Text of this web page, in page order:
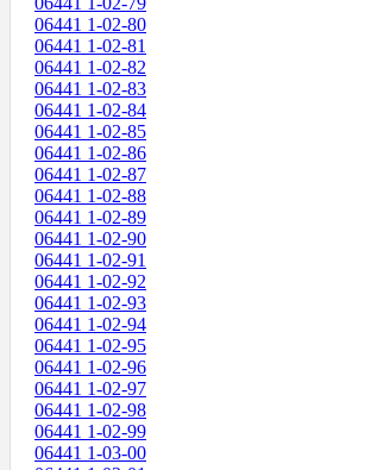
06441 1-02-80
06441 1-02-81
06441 1-02-82
06441 1-02-83
06441 1-02-84
06441 1-02-85
06441 1-02-86
06441 1-02-87
06441 1-02-88
06441 1-02-89
06441 1-02-90
06441 1-02-91
06441 1-02-92
06441 1-02-93
06441 1-02-94
06441 1-02-95
06441 1-02-96
06441 1-02-97
06441 1-02-98
06441 1-02-99
06441 1-03-00